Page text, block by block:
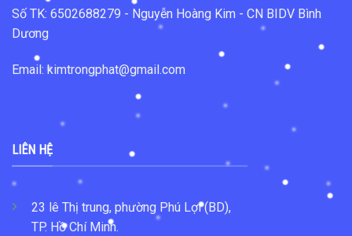
Số TK: 6502688279 - Nguyễn Hoàng Kim - CN BIDV Bình
Dương
Email: kimtrongphat@gmail.com
LIÊN HỆ
23 lê Thị trung, phường Phú Lợi (BD),
TP. Hồ Chí Minh.